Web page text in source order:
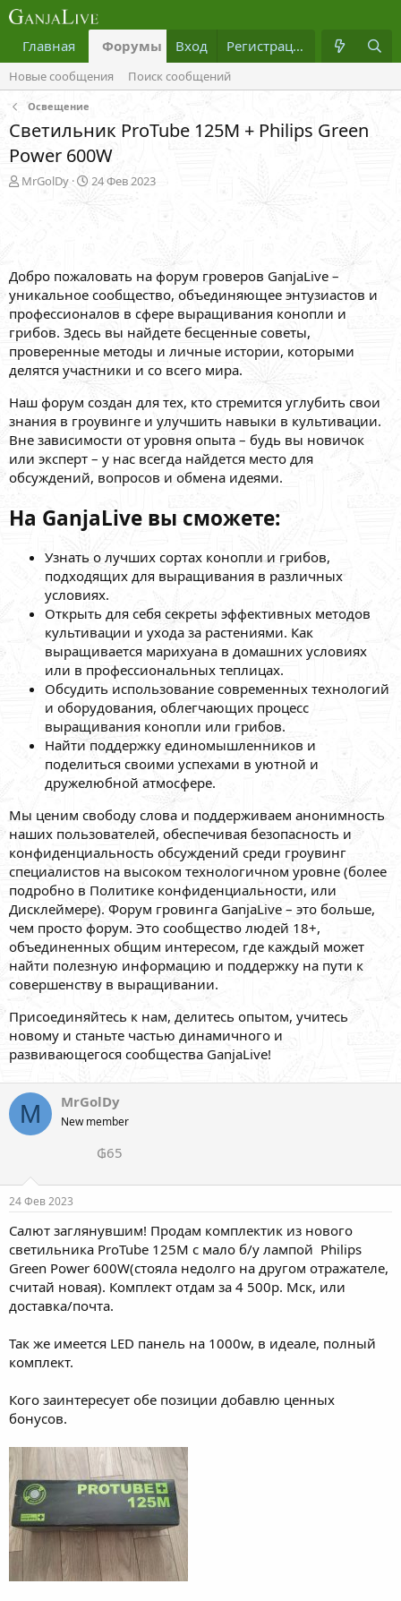
Главная Форумы Что нового? Медиа
Вход Регистрация
Новые сообщения Поиск сообщений
Освещение
Светильник ProTube 125M + Philips Green
Power 600W
А
е
м
ы
MrGolDy
Д
т
ч
а
л
24 Фев 2023
Добро пожаловать на форум гроверов GanjaLive –
уникальное сообщество, объединяющее энтузиастов и
профессионалов в сфере выращивания конопли и
грибов. Здесь вы найдете бесценные советы,
проверенные методы и личные истории, которыми
делятся участники и со всего мира.
Наш форум создан для тех, кто стремится углубить свои
знания в гроувинге и улучшить навыки в культивации.
Вне зависимости от уровня опыта – будь вы новичок
или эксперт – у нас всегда найдется место для
обсуждений, вопросов и обмена идеями.
На GanjaLive вы сможете:
Узнать о лучших сортах конопли и грибов,
подходящих для выращивания в различных
условиях.
Открыть для себя секреты эффективных методов
культивации и ухода за растениями. Как
выращивается марихуана в домашних условиях
или в профессиональных теплицах.
Обсудить использование современных технологий
и оборудования, облегчающих процесс
выращивания конопли или грибов.
Найти поддержку единомышленников и
поделиться своими успехами в уютной и
дружелюбной атмосфере.
Мы ценим свободу слова и поддерживаем анонимность
наших пользователей, обеспечивая безопасность и
конфиденциальность обсуждений среди гроувинг
специалистов на высоком технологичном уровне (более
подробно в Политике конфиденциальности, или
Дисклеймере). Форум гровинга GanjaLive – это больше,
чем просто форум. Это сообщество людей 18+,
объединенных общим интересом, где каждый может
найти полезную информацию и поддержку на пути к
совершенству в выращивании.
Присоединяйтесь к нам, делитесь опытом, учитесь
новому и станьте частью динамичного и
развивающегося сообщества GanjaLive!
M MrGolDy
New member
₲65
24 Фев 2023
Салют заглянувшим! Продам комплектик из нового
светильника ProTube 125M с мало б/у лампой Philips
Green Power 600W(стояла недолго на другом отражателе,
считай новая). Комплект отдам за 4 500р. Мск, или
доставка/почта.
Так же имеется LED панель на 1000w, в идеале, полный
комплект.
Кого заинтересует обе позиции добавлю ценных
бонусов.